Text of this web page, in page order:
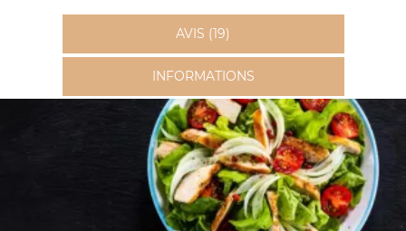
AVIS (19)
INFORMATIONS